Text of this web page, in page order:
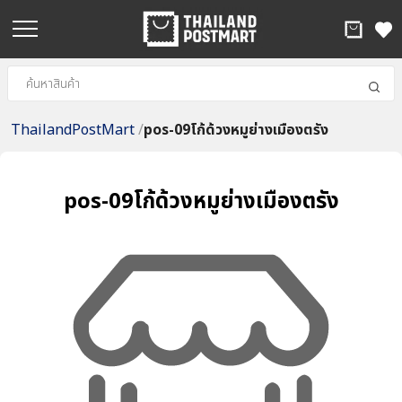
ThailandPostMart/pos-09โก้ด้วงหมูย่างเมืองตรัง
pos-09โก้ด้วงหมูย่างเมืองตรัง